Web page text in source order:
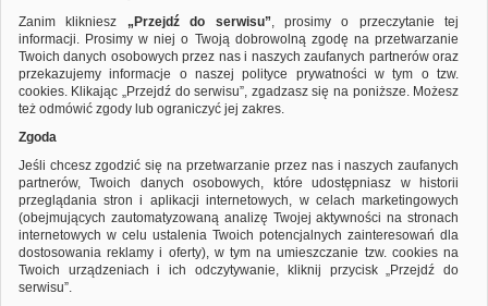
Marka EDDING
Porównaj Sortuj według
Korektor w taśmie e-7410 EDDING
correXion, display, 24 szt., bezbarwny
Zanim klikniesz „Przejdź do serwisu”, prosimy o przeczytanie tej
informacji. Prosimy w niej o Twoją dobrowolną zgodę na przetwarzanie
Twoich danych osobowych przez nas i naszych zaufanych partnerów oraz
przekazujemy informacje o naszej polityce prywatności w tym o tzw.
cookies. Klikając „Przejdź do serwisu”, zgadzasz się na poniższe. Możesz
też odmówić zgody lub ograniczyć jej zakres.
Zgoda
Jeśli chcesz zgodzić się na przetwarzanie przez nas i naszych zaufanych
partnerów, Twoich danych osobowych, które udostępniasz w historii
przeglądania stron i aplikacji internetowych, w celach marketingowych
(obejmujących zautomatyzowaną analizę Twojej aktywności na stronach
internetowych w celu ustalenia Twoich potencjalnych zainteresowań dla
dostosowania reklamy i oferty), w tym na umieszczanie tzw. cookies na
Twoich urządzeniach i ich odczytywanie, kliknij przycisk „Przejdź do
serwisu”.